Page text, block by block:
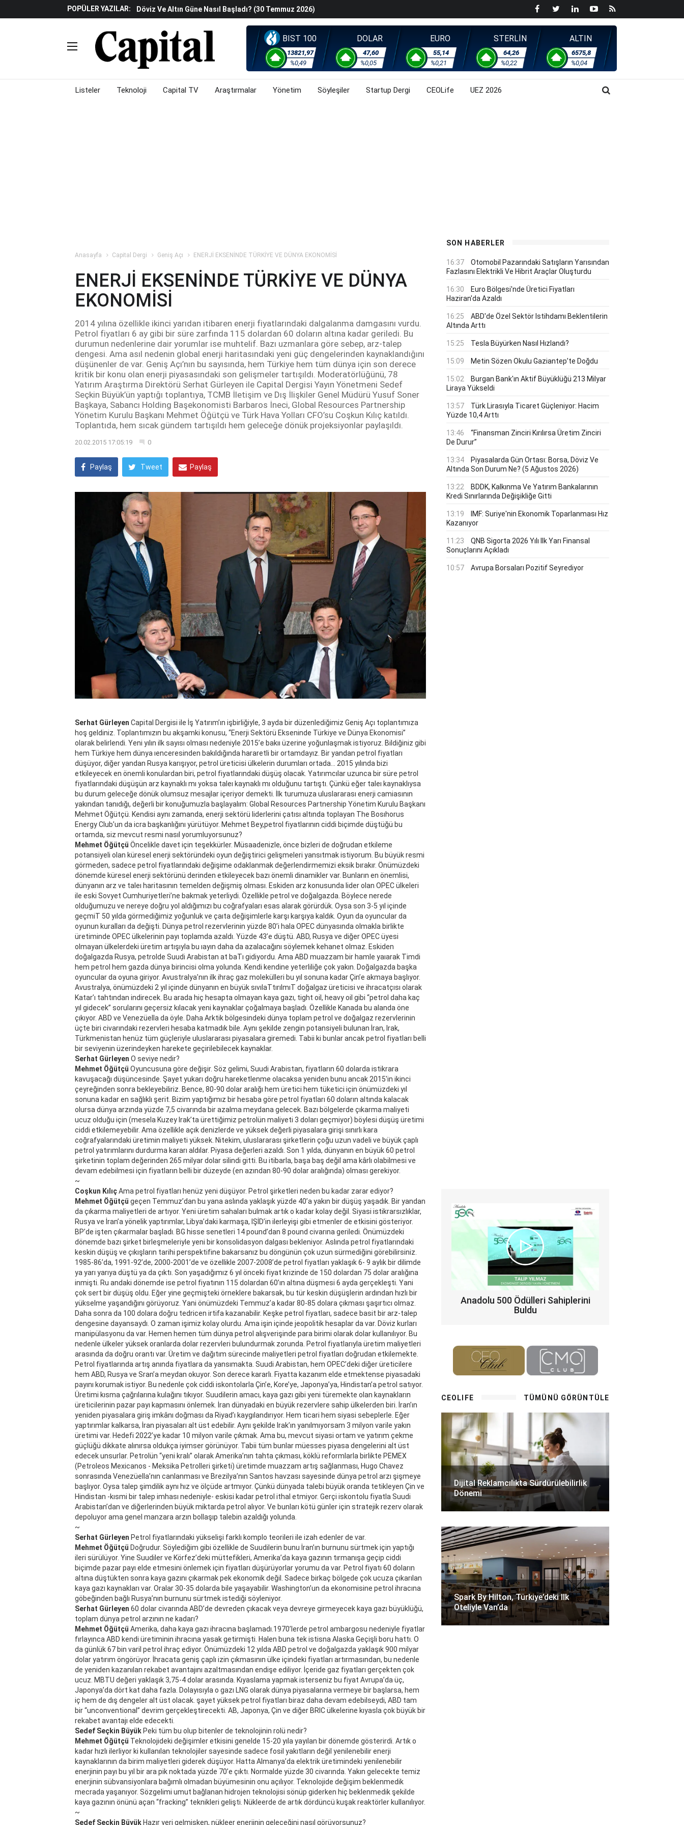
POPÜLER YAZILAR:
Döviz Ve Altın Güne Nasıl Başladı? (30 Temmuz 2026)
Avrupa'da Yatırım Yapmak Isteyenlere Yeni Alternatif: Fransa
Küresel Piyasalarda Fed'e Ilişkin Belirsizlikler Ve Jeopolitik Gerilimlerden Kaynaklı
Satış Baskısı Hakim
Fed Faiz Oranını Sabit Tuttu
Piyasalarda Gün Ortası: Borsa, Döviz Ve Altında Son Durum Ne? (30 Temmuz 2026)
BIST 100
13821,97
%0,49
DOLAR
47,60
%0,05
EURO
55,14
%0,21
STERLİN
64,26
%0,22
ALTIN
6575,8
%0,04
Listeler Teknoloji Capital TV Araştırmalar Yönetim Söyleşiler Startup Dergi CEOLife UEZ 2026
Anasayfa Capital Dergi Geniş Açı ENERJİ EKSENİNDE TÜRKİYE VE DÜNYA EKONOMİSİ
ENERJİ EKSENİNDE TÜRKİYE VE DÜNYA
EKONOMİSİ
2014 yılına özellikle ikinci yarıdan itibaren enerji fiyatlarındaki dalgalanma damgasını vurdu.
Petrol fiyatları 6 ay gibi bir süre zarfında 115 dolardan 60 doların altına kadar geriledi. Bu
durumun nedenlerine dair yorumlar ise muhtelif. Bazı uzmanlara göre sebep, arz-talep
dengesi. Ama asıl nedenin global enerji haritasındaki yeni güç dengelerinden kaynaklandığını
düşünenler de var. Geniş Açı’nın bu sayısında, hem Türkiye hem tüm dünya için son derece
kritik bir konu olan enerji piyasasındaki son gelişmeler tartışıldı. Moderatörlüğünü, 78
Yatırım Araştırma Direktörü Serhat Gürleyen ile Capital Dergisi Yayın Yönetmeni Sedef
Seçkin Büyük’ün yaptığı toplantıya, TCMB İletişim ve Dış İlişkiler Genel Müdürü Yusuf Soner
Başkaya, Sabancı Holding Başekonomisti Barbaros İneci, Global Resources Partnership
Yönetim Kurulu Başkanı Mehmet Öğütçü ve Türk Hava Yolları CFO’su Coşkun Kılıç katıldı.
Toplantıda, hem sıcak gündem tartışıldı hem geleceğe dönük projeksiyonlar paylaşıldı.
20.02.2015 17:05:19 0
Paylaş Tweet Paylaş
Serhat Gürleyen Capital Dergisi ile İş Yatırım’ın işbirliğiyle, 3 ayda bir düzenlediğimiz Geniş Açı toplantımıza
hoş geldiniz. Toplantımızın bu akşamki konusu, “Enerji Sektörü Ekseninde Türkiye ve Dünya Ekonomisi”
olarak belirlendi. Yeni yılın ilk sayısı olması nedeniyle 2015’e bakıı üzerine yoğunlaşmak istiyoruz. Bildiğiniz gibi
hem Türkiye hem dünya ıenceresinden bakıldığında hararetli bir ortamdayız. Bir yandan petrol fiyatları
düşüyor, diğer yandan Rusya karışıyor, petrol üreticisi ülkelerin durumları ortada… 2015 yılında bizi
etkileyecek en önemli konulardan biri, petrol fiyatlarındaki düşüş olacak. Yatırımcılar uzunca bir süre petrol
fiyatlarındaki düşüşün arz kaynaklı mı yoksa taleı kaynaklı mı olduğunu tartıştı. Çünkü eğer taleı kaynaklıysa
bu durum geleceğe dönük olumsuz mesajlar içeriyor demekti. İlk turumuza uluslararası enerji camiasının
yakından tanıdığı, değerli bir konuğumuzla başlayalım: Global Resources Partnership Yönetim Kurulu Başkanı
Mehmet Öğütçü. Kendisi aynı zamanda, enerji sektörü liderlerini çatısı altında toplayan The Bosıhorus
Energy Club’un da icra başkanlığını yürütüyor. Mehmet Bey,petrol fiyatlarının ciddi biçimde düştüğü bu
ortamda, siz mevcut resmi nasıl yorumluyorsunuz?
Mehmet Öğütçü Öncelikle davet için teşekkürler. Müsaadenizle, önce bizleri de doğrudan etkileme
potansiyeli olan küresel enerji sektöründeki oyun değiştirici gelişmeleri yansıtmak istiyorum. Bu büyük resmi
görmeden, sadece petrol fiyatlarındaki değişime odaklanmak değerlendirmemizi eksik bırakır. Önümüzdeki
dönemde küresel enerji sektörünü derinden etkileyecek bazı önemli dinamikler var. Bunların en önemlisi,
dünyanın arz ve taleı haritasının temelden değişmiş olması. Eskiden arz konusunda lider olan OPEC ülkeleri
ile eski Sovyet Cumhuriyetleri’ne bakmak yeterliydi. Özellikle petrol ve doğalgazda. Böylece nerede
olduğumuzu ve nereye doğru yol aldığımızı bu coğrafyaları esas alarak görürdük. Oysa son 3-5 yıl içinde
geçmiT 50 yılda görmediğimiz yoğunluk ve çaıta değişimlerle karşı karşıya kaldık. Oyun da oyuncular da
oyunun kuralları da değişti. Dünya petrol rezervlerinin yüzde 80’i hala OPEC dünyasında olmakla birlikte
üretiminde OPEC ülkelerinin payı toplamda azaldı. Yüzde 43’e düştü. ABD, Rusya ve diğer OPEC üyesi
olmayan ülkelerdeki üretim artışıyla bu ıayın daha da azalacağını söylemek kehanet olmaz. Eskiden
doğalgazda Rusya, petrolde Suudi Arabistan at baTı gidiyordu. Ama ABD muazzam bir hamle yaıarak Timdi
hem petrol hem gazda dünya birincisi olma yolunda. Kendi kendine yeterliliğe çok yakın. Doğalgazda başka
oyuncular da oyuna giriyor. Avustralya’nın ilk ihraç gaz molekülleri bu yıl sonuna kadar Çin’e akmaya başlıyor.
Avustralya, önümüzdeki 2 yıl içinde dünyanın en büyük sıvılaTtırılmıT doğalgaz üreticisi ve ihracatçısı olarak
Katar’ı tahtından indirecek. Bu arada hiç hesapta olmayan kaya gazı, tight oil, heavy oil gibi “petrol daha kaç
yıl gidecek” sorularını geçersiz kılacak yeni kaynaklar çoğalmaya başladı. Özellikle Kanada bu alanda öne
çıkıyor. ABD ve Venezüella da öyle. Daha Arktik bölgesindeki dünya toplam petrol ve doğalgaz rezervlerinin
üçte biri civarındaki rezervleri hesaba katmadık bile. Aynı şekilde zengin potansiyeli bulunan İran, Irak,
Türkmenistan henüz tüm güçleriyle uluslararası piyasalara giremedi. Tabii ki bunlar ancak petrol fiyatları belli
bir seviyenin üzerindeyken harekete geçirilebilecek kaynaklar.
Serhat Gürleyen O seviye nedir?
Mehmet Öğütçü Oyuncusuna göre değişir. Söz gelimi, Suudi Arabistan, fiyatların 60 dolarda istikrara
kavuşacağı düşüncesinde. Şayet yukarı doğru hareketlenme olacaksa yeniden bunu ancak 2015'in ikinci
çeyreğinden sonra bekleyebiliriz. Bence, 80-90 dolar aralığı hem üretici hem tüketici için önümüzdeki yıl
sonuna kadar en sağlıklı şerit. Bizim yaptığımız bir hesaba göre petrol fiyatları 60 doların altında kalacak
olursa dünya arzında yüzde 7,5 civarında bir azalma meydana gelecek. Bazı bölgelerde çıkarma maliyeti
ucuz olduğu için (mesela Kuzey Irak’ta ürettiğimiz petrolün maliyeti 3 doları geçmiyor) böylesi düşüş üretimi
ciddi etkilemeyebilir. Ama özellikle açık denizlerde ve yüksek değerli piyasalara girişi sınırlı kara
coğrafyalarındaki üretimin maliyeti yüksek. Nitekim, uluslararası şirketlerin çoğu uzun vadeli ve büyük çaplı
petrol yatırımlarını durdurma kararı aldılar. Piyasa değerleri azaldı. Son 1 yılda, dünyanın en büyük 60 petrol
şirketinin toplam değerinden 265 milyar dolar silindi gitti. Bu itibarla, başa baş değil ama kârlı olabilmesi ve
devam edebilmesi için fiyatların belli bir düzeyde (en azından 80-90 dolar aralığında) olması gerekiyor.
~
Coşkun KılıçAma petrol fiyatları henüz yeni düşüyor. Petrol şirketleri neden bu kadar zarar ediyor?
Mehmet Öğütçü geçen Temmuz’dan bu yana aslında yaklaşık yüzde 40’a yakın bir düşüş yaşadık. Bir yandan
da çıkarma maliyetleri de artıyor. Yeni üretim sahaları bulmak artık o kadar kolay değil. Siyasi istikrarsızlıklar,
Rusya ve İran’a yönelik yaptırımlar, Libya’daki karmaşa, IŞİD’in ilerleyişi gibi etmenler de etkisini gösteriyor.
BP’de işten çıkarmalar başladı. BG hisse senetleri 14 pound’dan 8 pound civarına geriledi. Önümüzdeki
dönemde bazı şirket birleşmeleriyle yeni bir konsolidasyon dalgası bekleniyor. Aslında petrol fiyatlarındaki
keskin düşüş ve çıkışların tarihi perspektifine bakarsanız bu döngünün çok uzun sürmediğini görebilirsiniz.
1985-86’da, 1991-92’de, 2000-2001’de ve özellikle 2007-2008’de petrol fiyatları yaklaşık 6- 9 aylık bir dilimde
ya yarı yarıya düştü ya da çıktı. Son yaşadığımız 6 yıl önceki fiyat krizinde de 150 dolardan 75 dolar aralığına
inmişti. Ru andaki dönemde ise petrol fiyatının 115 dolardan 60’ın altına düşmesi 6 ayda gerçekleşti. Yani
çok sert bir düşüş oldu. Eğer yine geçmişteki örneklere bakarsak, bu tür keskin düşüşlerin ardından hızlı bir
yükselme yaşandığını görüyoruz. Yani önümüzdeki Temmuz’a kadar 80-85 dolara çıkması şaşırtıcı olmaz.
Daha sonra da 100 dolara doğru tedricen irtifa kazanabilir. Keşke petrol fiyatları, sadece basit bir arz-talep
dengesine dayansaydı. O zaman işimiz kolay olurdu. Ama işin içinde jeopolitik hesaplar da var. Döviz kurları
manipülasyonu da var. Hemen hemen tüm dünya petrol alışverişinde para birimi olarak dolar kullanılıyor. Bu
nedenle ülkeler yüksek oranlarda dolar rezervleri bulundurmak zorunda. Petrol fiyatlarıyla üretim maliyetleri
arasında da doğru orantı var. Üretim ve dağıtım sürecinde maliyetleri petrol fiyatları doğrudan etkilemekte.
Petrol fiyatlarında artış anında fiyatlara da yansımakta. Suudi Arabistan, hem OPEC’deki diğer üreticilere
hem ABD, Rusya ve Sran’a meydan okuyor. Son derece kararlı. Fiyatta kazanım elde etmektense piyasadaki
payını korumak istiyor. Bu nedenle çok ciddi iskontolarla Çin’e, Kore’ye, Japonya’ya, Hindistan’a petrol satıyor.
Üretimi kısma çağrılarına kulağını tıkıyor. Suudilerin amacı, kaya gazı gibi yeni türemekte olan kaynakların
üreticilerinin pazar payı kapmasını önlemek. İran dünyadaki en büyük rezervlere sahip ülkelerden biri. İran’ın
yeniden piyasalara giriş imkânı doğması da Riyad’ı kaygılandırıyor. Hem ticari hem siyasi sebeplerle. Eğer
yaptırımlar kalkarsa, İran piyasaları alt üst edebilir. Aynı şekilde Irak’ın yanılmıyorsam 3 milyon varile yakın
üretimi var. Hedefi 2022’ye kadar 10 milyon varile çıkmak. Ama bu, mevcut siyasi ortam ve yatırım çekme
güçlüğü dikkate alınırsa oldukça iyimser görünüyor. Tabii tüm bunlar müesses piyasa dengelerini alt üst
edecek unsurlar. Petrolün “yeni kralı” olarak Amerika’nın tahta çıkması, köklü reformlarla birlikte PEMEX
(Petroleos Mexicanos - Meksika Petrolleri şirketi) üretimde muazzam artış sağlanması, Hugo Chavez
sonrasında Venezüella’nın canlanması ve Brezilya’nın Santos havzası sayesinde dünya petrol arzı şişmeye
başlıyor. Oysa talep şimdilik aynı hız ve ölçüde artmıyor. Çünkü dünyada talebi büyük oranda tetikleyen Çin ve
Hindistan -kısmi bir talep imhası nedeniyle- eskisi kadar petrol ithal etmiyor. Gerçi iskontolu fiyatla Suudi
Arabistan’dan ve diğerlerinden büyük miktarda petrol alıyor. Ve bunları kötü günler için stratejik rezerv olarak
depoluyor ama genel manzara arzın bollaşıp talebin azaldığı yolunda.
~
Serhat Gürleyen Petrol fiyatlarındaki yükselişi farklı komplo teorileri ile izah edenler de var.
Mehmet Öğütçü Doğrudur. Söylediğim gibi özellikle de Suudilerin bunu İran’ın burnunu sürtmek için yaptığı
ileri sürülüyor. Yine Suudiler ve Körfez’deki müttefikleri, Amerika’da kaya gazının tırmanışa geçip ciddi
biçimde pazar payı elde etmesini önlemek için fiyatları düşürüyorlar yorumu da var. Petrol fiyatı 60 doların
altına düştükten sonra kaya gazını çıkarmak pek ekonomik değil. Sadece birkaç bölgede çok ucuza çıkarılan
kaya gazı kaynakları var. Oralar 30-35 dolarda bile yaşayabilir. Washington’un da ekonomisine petrol ihracına
göbeğinden bağlı Rusya’nın burnunu sürtmek istediği söyleniyor.
Serhat Gürleyen 60 dolar civarında ABD’de devreden çıkacak veya devreye girmeyecek kaya gazı büyüklüğü,
toplam dünya petrol arzının ne kadarı?
Mehmet Öğütçü Amerika, daha kaya gazı ihracına başlamadı.1970’lerde petrol ambargosu nedeniyle fiyatlar
fırlayınca ABD kendi üretiminin ihracına yasak getirmişti. Halen buna tek istisna Alaska Geçişli boru hattı. O
da günlük 67 bin varil petrol ihraç ediyor. Önümüzdeki 12 yılda ABD petrol ve doğalgazda yaklaşık 900 milyar
dolar yatırım öngörüyor. İhracata geniş çaplı izin çıkmasının ülke içindeki fiyatları artırmasından, bu nedenle
de yeniden kazanılan rekabet avantajını azaltmasından endişe ediliyor. İçeride gaz fiyatları gerçekten çok
ucuz. MBTU değeri yaklaşık 3,75-4 dolar arasında. Kıyaslama yapmak isterseniz bu fiyat Avrupa’da üç,
Japonya’da dört kat daha fazla. Dolayısıyla o gazı LNG olarak dünya piyasalarına vermeye bir başlarsa, hem
iç hem de dış dengeler alt üst olacak. şayet yüksek petrol fiyatları biraz daha devam edebilseydi, ABD tam
bir “unconventional” devrim gerçekleştirecekti. AB, Japonya, Çin ve diğer BRIC ülkelerine kıyasla çok büyük bir
rekabet avantajı elde edecekti.
Sedef Seçkin Büyük Peki tüm bu olup bitenler de teknolojinin rolü nedir?
Mehmet Öğütçü Teknolojideki değişimler etkisini genelde 15-20 yıla yayılan bir dönemde gösterirdi. Artık o
kadar hızlı ilerliyor ki kullanılan teknolojiler sayesinde sadece fosil yakıtların değil yenilenebilir enerji
kaynaklarının da birim maliyetleri giderek düşüyor. Hatta Almanya’da elektrik üretimindeki yenilenebilir
enerjinin payı bu yıl bir ara pik noktada yüzde 70’e çıktı. Normalde yüzde 30 civarında. Yakın gelecekte temiz
enerjinin sübvansiyonlara bağımlı olmadan büyümesinin onu açılıyor. Teknolojide değişim beklenmedik
mecrada yaşanıyor. Sözgelimi umut bağlanan hidrojen teknolojisi sönüp giderken hiç beklenmedik şekilde
kaya gazının önünü açan “fracking” teknikleri gelişti. Nükleerde de artık dördüncü kuşak reaktörler kullanılıyor.
~
Sedef Seçkin Büyük Hazır yeri gelmişken, nükleer enerjinin geleceğini nasıl görüyorsunuz?
SON HABERLER
16:37
Otomobil Pazarındaki Satışların Yarısından
Fazlasını Elektrikli Ve Hibrit Araçlar Oluşturdu
16:30
Euro Bölgesi'nde Üretici Fiyatları
Haziran'da Azaldı
16:25
ABD'de Özel Sektör Istihdamı Beklentilerin
Altında Arttı
15:25 Tesla Büyürken Nasıl Hızlandı?
15:09 Metin Sözen Okulu Gaziantep’te Doğdu
15:02
Burgan Bank'ın Aktif Büyüklüğü 213 Milyar
Liraya Yükseldi
13:57
Türk Lirasıyla Ticaret Güçleniyor: Hacim
Yüzde 10,4 Arttı
13:46
“Finansman Zinciri Kırılırsa Üretim Zinciri
De Durur”
13:34
Piyasalarda Gün Ortası: Borsa, Döviz Ve
Altında Son Durum Ne? (5 Ağustos 2026)
13:22
BDDK, Kalkınma Ve Yatırım Bankalarının
Kredi Sınırlarında Değişikliğe Gitti
13:19
IMF: Suriye'nin Ekonomik Toparlanması Hız
Kazanıyor
11:23
QNB Sigorta 2026 Yılı Ilk Yarı Finansal
Sonuçlarını Açıkladı
10:57 Avrupa Borsaları Pozitif Seyrediyor
Anadolu 500 Ödülleri Sahiplerini
Buldu
CEOLIFE TÜMÜNÜ GÖRÜNTÜLE
Dijital Reklamcılıkta Sürdürülebilirlik
Dönemi
Spark By Hilton, Türkiye’deki Ilk
Oteliyle Van’da